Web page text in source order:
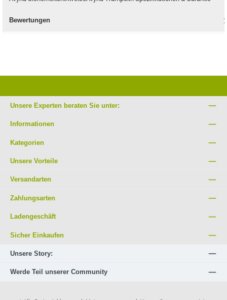
Bewertungen
Unsere Experten beraten Sie unter:
Informationen
Kategorien
Unsere Vorteile
Versandarten
Zahlungsarten
Ladengeschäft
Sicher Einkaufen
Unsere Story:
Werde Teil unserer Community